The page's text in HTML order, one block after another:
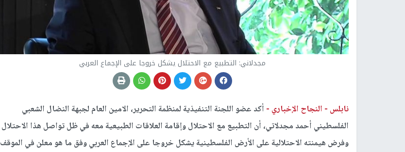
مجدلاني: التطبيع مع الاحتلال يشكل خروجا على الإجماع العربي
نابلس - النجاح الإخباري - أكد عضو اللجنة التنفيذية لمنظمة التحرير، الامين العام لجبهة النضال الشعبي
الفلسطيني أحمد مجدلاتي، أن التطبيع مع الاحتلال وإقامة العلاقات الطبيعية معه في ظل تواصل هذا الاحتلال
وفرض هيمنته الاحتلالية على الأرض الفلسطينية يشكل خروجا على الإجماع العربي وفق ما هو معلن في الموقف